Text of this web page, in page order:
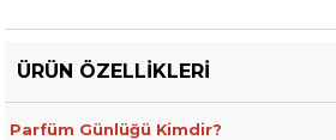
ÜRÜN ÖZELLIKLERI
Parfüm Günlüğü Kimdir?